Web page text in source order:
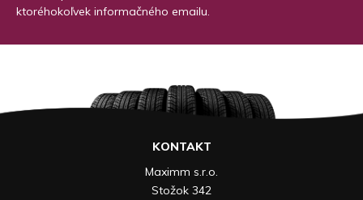
ktoréhokoľvek informačného emailu.
KONTAKT
Maximm s.r.o.
Stožok 342